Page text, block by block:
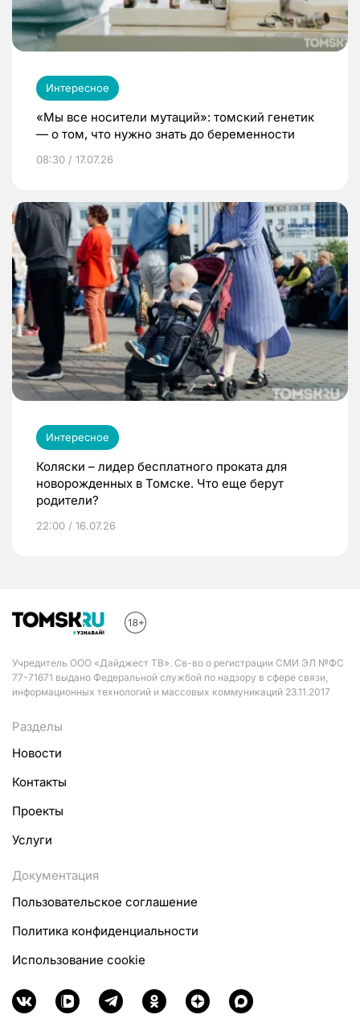
Интересное
«Мы все носители мутаций»: томский генетик
— о том, что нужно знать до беременности
08:30 / 17.07.26
Интересное
Коляски – лидер бесплатного проката для
новорожденных в Томске. Что еще берут
родители?
22:00 / 16.07.26
Учредитель ООО «Дайджест ТВ». Св-во о регистрации СМИ ЭЛ №ФС
77-71671 выдано Федеральной службой по надзору в сфере связи,
информационных технологий и массовых коммуникаций 23.11.2017
Разделы
Новости
Контакты
Проекты
Услуги
Документация
Пользовательское соглашение
Политика конфиденциальности
Использование cookie